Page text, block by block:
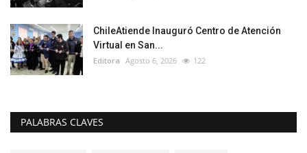
ChileAtiende Inauguró Centro de Atención
Virtual en San...
Editora Agosto 6, 2026 122
PALABRAS CLAVES